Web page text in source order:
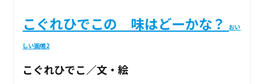
こぐれひでこの 味はどーかな？ おい
しい画帳2
こぐれひでこ／文・絵